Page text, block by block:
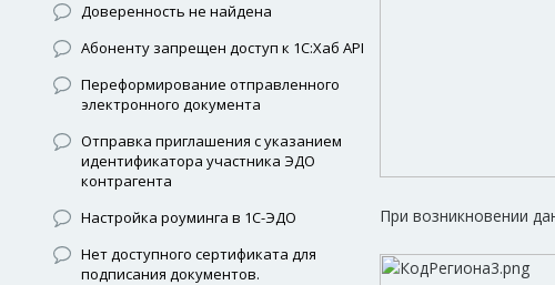
Доверенность не найдена
Абоненту запрещен доступ к 1С:Хаб API
Переформирование отправленного
электронного документа
Отправка приглашения с указанием
идентификатора участника ЭДО
контрагента
Настройка роуминга в 1С-ЭДО
Нет доступного сертификата для
подписания документов.
При возникновении